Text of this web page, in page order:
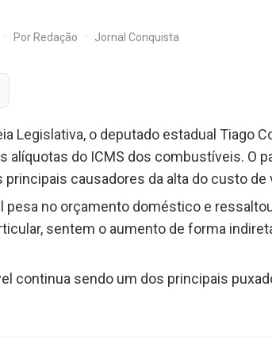
· PorRedação · Jornal Conquista
Legislativa, o deputado estadual Tiago
alíquotas do ICMS dos combustíveis. O
causadores da alta do custo de
no orçamento doméstico e
sentem o aumento de forma
continua sendo um dos principais